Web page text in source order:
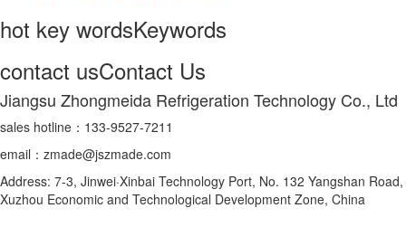
hot key wordsKeywords
contact usContact Us
Jiangsu Zhongmeida Refrigeration Technology Co., Ltd
sales hotline：133-9527-7211
email：zmade@jszmade.com
Address: 7-3, Jinwei·Xinbai Technology Port, No. 132 Yangshan Road,
Xuzhou Economic and Technological Development Zone, China